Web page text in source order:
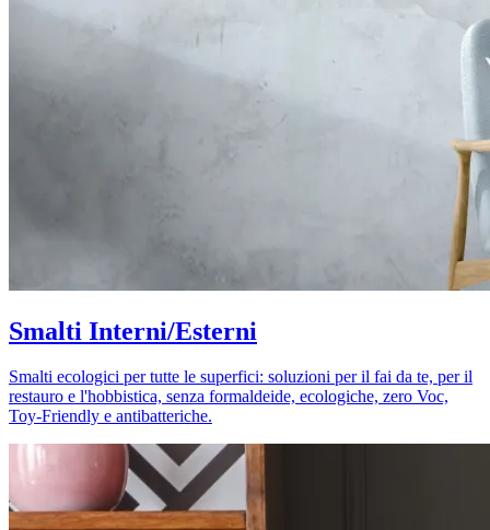
Smalti Interni/Esterni
Smalti ecologici per tutte le superfici: soluzioni per il fai da te, per il
restauro e l'hobbistica, senza formaldeide, ecologiche, zero Voc,
Toy-Friendly e antibatteriche.